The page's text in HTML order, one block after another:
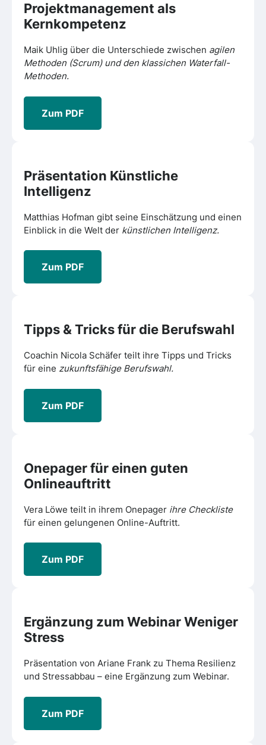
Projektmanagement als
Kernkompetenz
Maik Uhlig über die Unterschiede zwischen agilen
Methoden (Scrum) und den klassichen Waterfall-
Methoden.
Zum PDF
Präsentation Künstliche
Intelligenz
Matthias Hofman gibt seine Einschätzung und einen
Einblick in die Welt der künstlichen Intelligenz.
Zum PDF
Tipps & Tricksfür die Berufswahl
Coachin Nicola Schäfer teilt ihre Tipps und Tricks
für eine zukunftsfähige Berufswahl.
Zum PDF
Onepager für einen guten
Onlineauftritt
Vera Löwe teilt in ihrem Onepager ihre Checkliste
für einen gelungenen Online-Auftritt.
Zum PDF
Ergänzung zum WebinarWeniger
Stress
Präsentation von Ariane Frank zu Thema Resilienz
und Stressabbau – eine Ergänzung zum Webinar.
Zum PDF